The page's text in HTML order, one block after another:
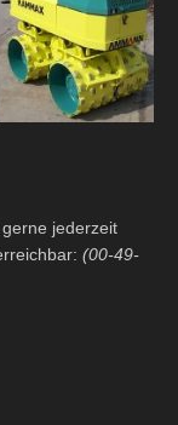
jederzeit
(00-49-